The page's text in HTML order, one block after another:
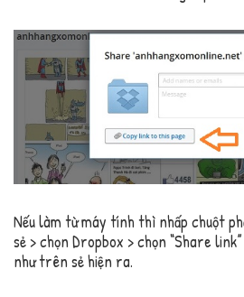
Nếu làm từ máy tính thì nhấp chuột
sẻ > chọn Dropbox > chọn “Share
như trên sẻ hiện ra.